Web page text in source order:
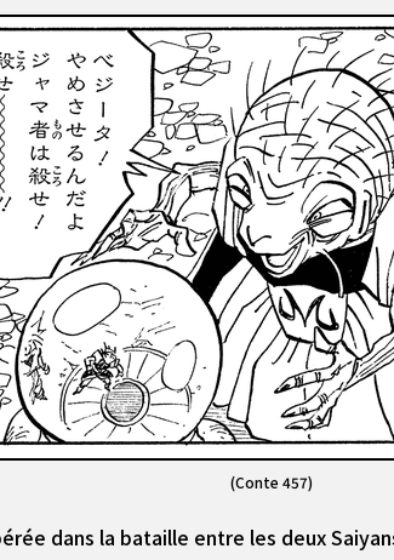
(Conte 457)
dans la bataille entre les deux